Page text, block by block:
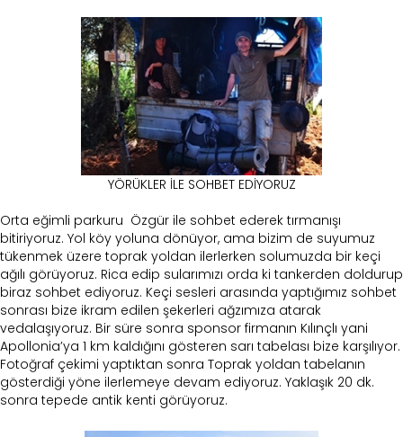
YÖRÜKLER İLE SOHBET EDİYORUZ
Orta eğimli parkuru Özgür ile sohbet ederek tırmanışı
bitiriyoruz. Yol köy yoluna dönüyor, ama bizim de suyumuz
tükenmek üzere toprak yoldan ilerlerken solumuzda bir keçi
ağılı görüyoruz. Rica edip sularımızı orda ki tankerden doldurup
biraz sohbet ediyoruz. Keçi sesleri arasında yaptığımız sohbet
sonrası bize ikram edilen şekerleri ağzımıza atarak
vedalaşıyoruz. Bir süre sonra sponsor firmanın Kılınçlı yani
Apollonia’ya 1 km kaldığını gösteren sarı tabelası bize karşılıyor.
Fotoğraf çekimi yaptıktan sonra Toprak yoldan tabelanın
gösterdiği yöne ilerlemeye devam ediyoruz. Yaklaşık 20 dk.
sonra tepede antik kenti görüyoruz.